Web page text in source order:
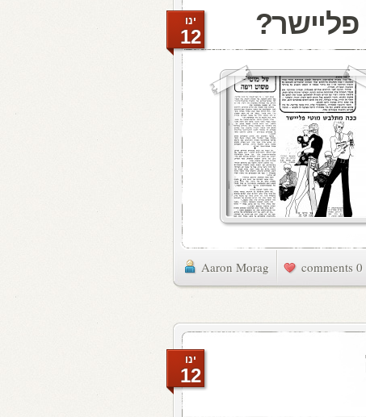
ינו
12
Aaron Morag 0 comments
ינו
12